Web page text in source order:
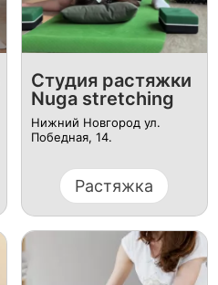
Студия растяжки
Nuga stretching
Нижний Новгород ул. ​
Победная, 14.
Растяжка